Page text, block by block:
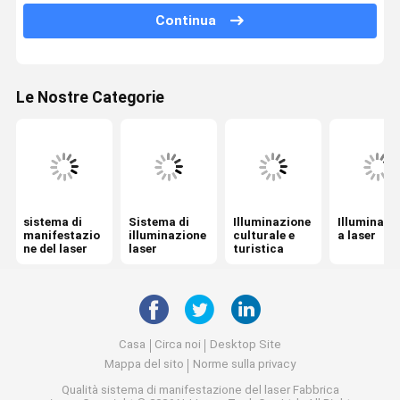
Luce laser club
Luce laser da 80W
Continua
Le Nostre Categorie
sistema di
manifestazio
ne del laser
Sistema di
illuminazione
laser
Illuminazione
culturale e
turistica
a laser
Casa Circa noi
Desktop Site
Mappa del sito
Norme sulla privacy
Qualità sistema di manifestazione del laserFabbrica